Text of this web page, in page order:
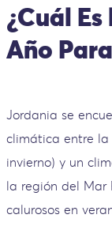
¿Cuál
Año
Jordania se
climática entre la
invierno) y un
la región del Mar
calurosos en